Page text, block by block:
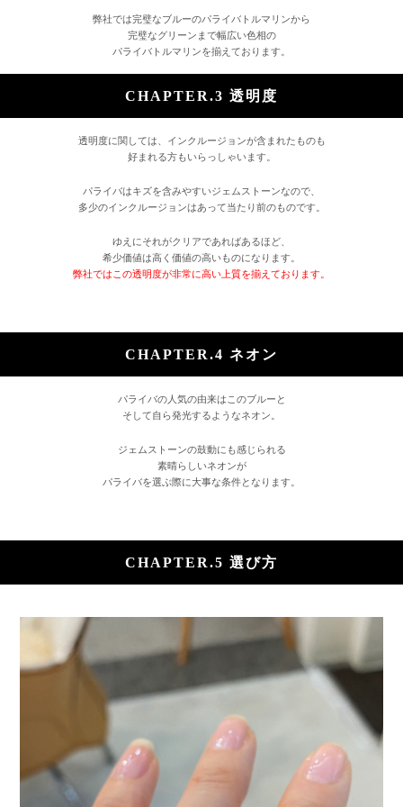
弊社では完璧なブルーのパライバトルマリンから
完璧なグリーンまで幅広い色相の
パライバトルマリンを揃えております。
CHAPTER.3 透明度
透明度に関しては、インクルージョンが含まれたものも
好まれる方もいらっしゃいます。
パライバはキズを含みやすいジェムストーンなので、
多少のインクルージョンはあって当たり前のものです。
ゆえにそれがクリアであればあるほど、
希少価値は高く価値の高いものになります。
弊社ではこの透明度が非常に高い上質を揃えております。
CHAPTER.4 ネオン
パライバの人気の由来はこのブルーと
そして自ら発光するようなネオン。
ジェムストーンの鼓動にも感じられる
素晴らしいネオンが
パライバを選ぶ際に大事な条件となります。
CHAPTER.5 選び方